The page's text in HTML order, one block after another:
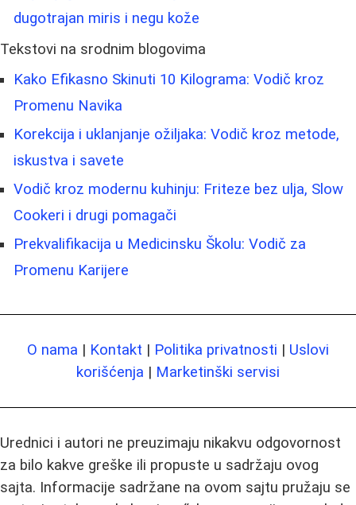
dugotrajan miris i negu kože
Tekstovi na srodnim blogovima
Kako Efikasno Skinuti 10 Kilograma: Vodič kroz
Promenu Navika
Korekcija i uklanjanje ožiljaka: Vodič kroz metode,
iskustva i savete
Vodič kroz modernu kuhinju: Friteze bez ulja, Slow
Cookeri i drugi pomagači
Prekvalifikacija u Medicinsku Školu: Vodič za
Promenu Karijere
O nama | Kontakt | Politika privatnosti | Uslovi
korišćenja | Marketinški servisi
Urednici i autori ne preuzimaju nikakvu odgovornost
za bilo kakve greške ili propuste u sadržaju ovog
sajta. Informacije sadržane na ovom sajtu pružaju se